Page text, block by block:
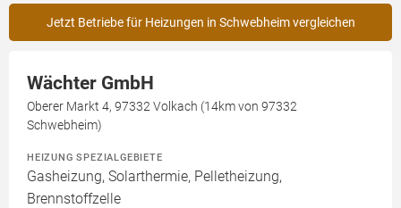
Jetzt Betriebe für Heizungen in Schwebheim vergleichen
Wächter GmbH
Oberer Markt 4, 97332 Volkach (14km von 97332
Schwebheim)
HEIZUNG SPEZIALGEBIETE
Gasheizung, Solarthermie, Pelletheizung,
Brennstoffzelle